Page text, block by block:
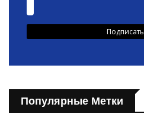
Популярные Метки